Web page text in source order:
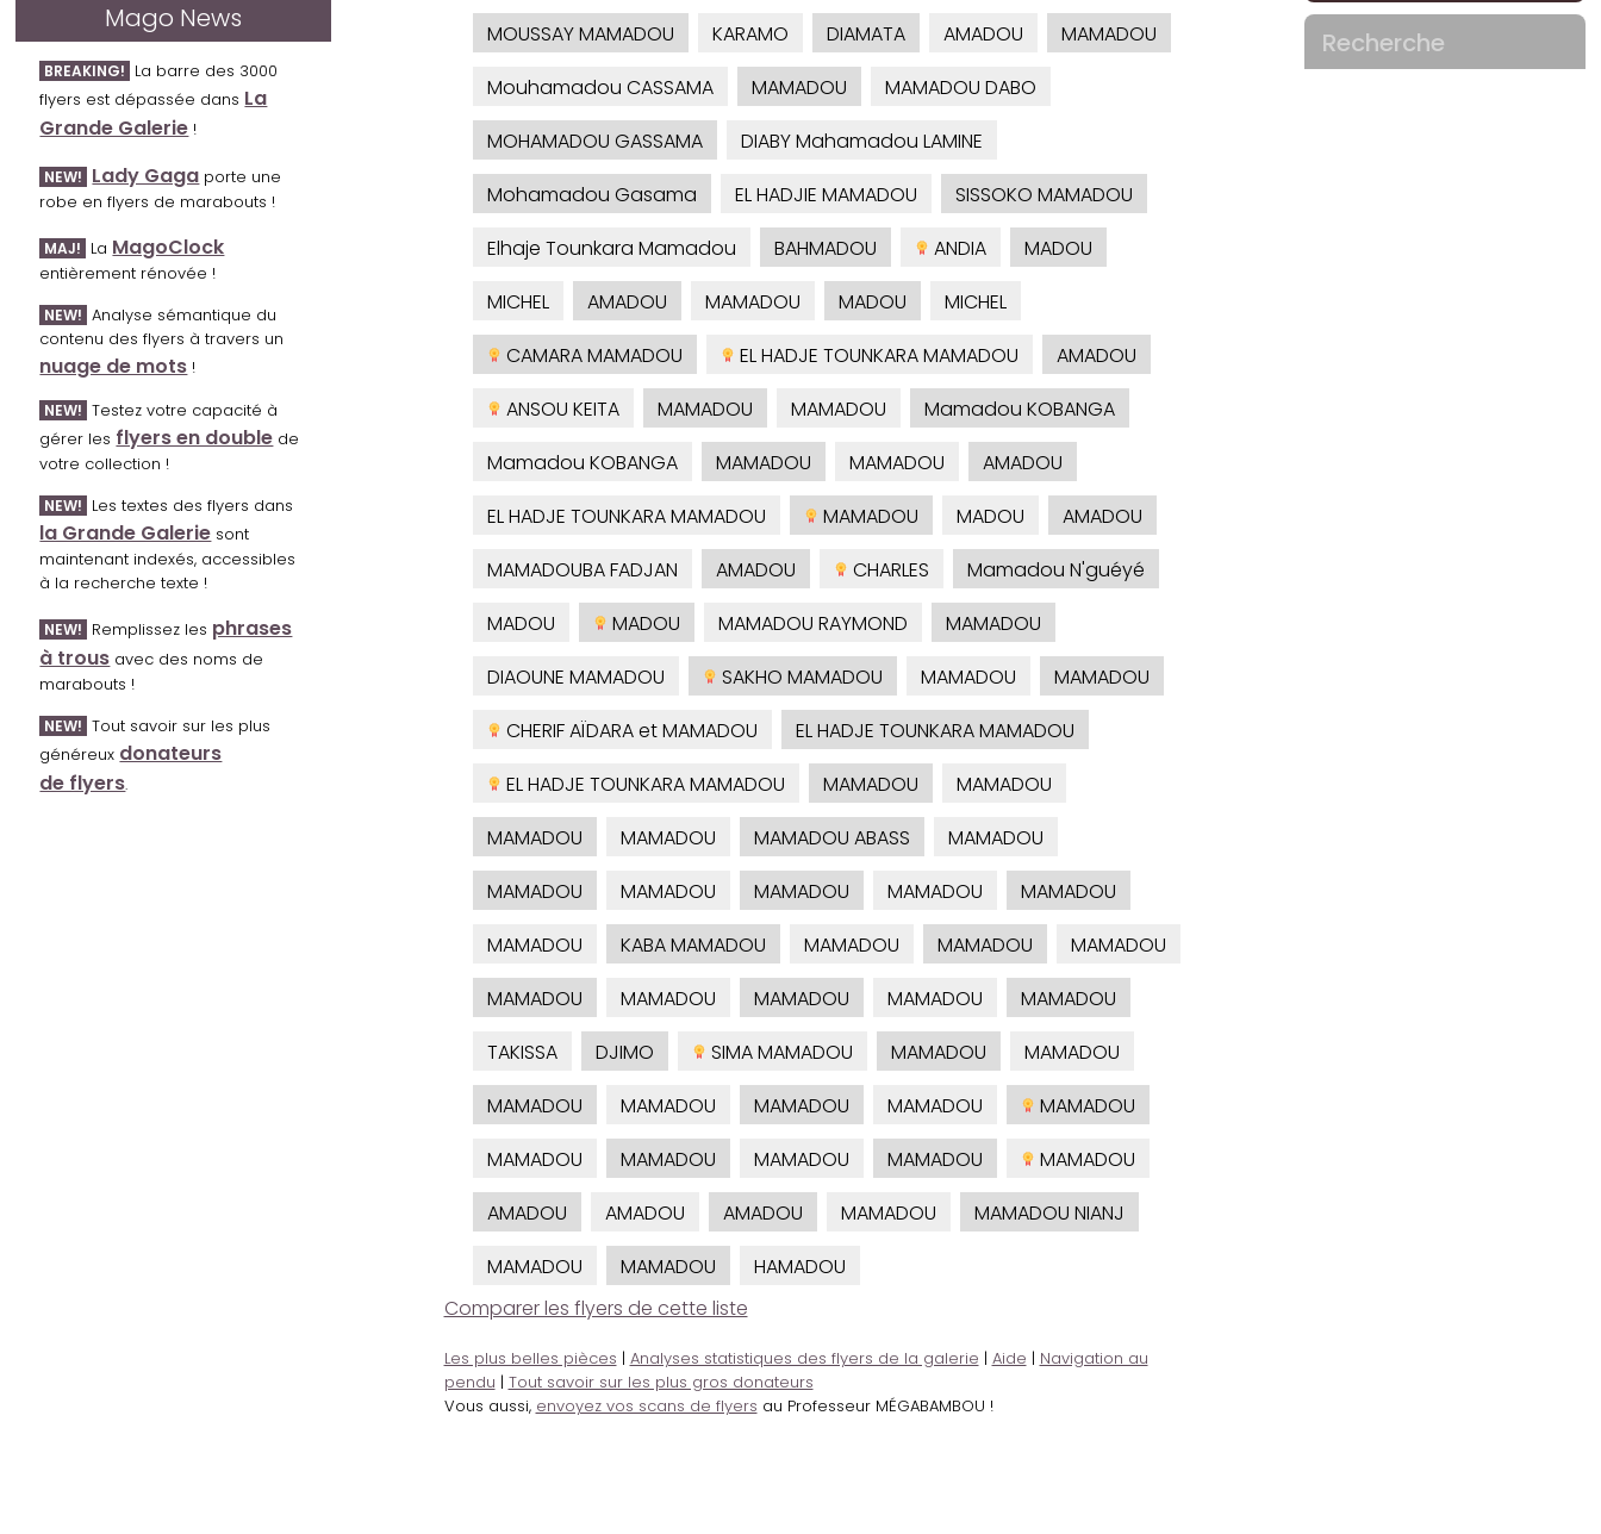
Mago News
BREAKING! La barre des 3000
flyers est dépassée dans La
Grande Galerie !
NEW! Lady Gaga porte une
robe en flyers de marabouts !
MAJ! La MagoClock
entièrement rénovée !
NEW! Analyse sémantique du
contenu des flyers à travers un
nuage de mots !
NEW! Testez votre capacité à
gérer les flyers en double de
votre collection !
NEW! Les textes des flyers dans
la Grande Galerie sont
maintenant indexés, accessibles
à la recherche texte !
NEW! Remplissez les phrases
à trous avec des noms de
marabouts !
NEW! Tout savoir sur les plus
généreux donateurs
de flyers.
MOUSSAY MAMADOU
KARAMO DIAMATA AMADOU
MAMADOU
Mouhamadou CASSAMA
MAMADOU
MAMADOU DABO
MOHAMADOU GASSAMA
DIABY Mahamadou LAMINE
Mohamadou Gasama
EL HADJIE MAMADOU
SISSOKO MAMADOU
Elhaje Tounkara Mamadou
BAHMADOU ANDIA
MADOU
MICHEL
AMADOU MAMADOU MADOU
MICHEL
CAMARA MAMADOU
EL HADJE TOUNKARA MAMADOU
AMADOU
ANSOU KEITA
MAMADOU MAMADOU
Mamadou KOBANGA
Mamadou KOBANGA
MAMADOU MAMADOU
AMADOU
EL HADJE TOUNKARA MAMADOU
MAMADOU MADOU
AMADOU
MAMADOUBA FADJAN
AMADOU CHARLES
Mamadou N'guéyé
MADOU
MADOU MAMADOU RAYMOND
MAMADOU
DIAOUNE MAMADOU
SAKHO MAMADOU MAMADOU
MAMADOU
CHERIF AÏDARA et MAMADOU
EL HADJE TOUNKARA MAMADOU
EL HADJE TOUNKARA MAMADOU
MAMADOU
MAMADOU
MAMADOU
MAMADOU MAMADOU ABASS
MAMADOU
MAMADOU
MAMADOU MAMADOU MAMADOU
MAMADOU
MAMADOU
KABA MAMADOU MAMADOU MAMADOU
MAMADOU
MAMADOU
MAMADOU MAMADOU MAMADOU
MAMADOU
TAKISSA
DJIMO SIMA MAMADOU MAMADOU
MAMADOU
MAMADOU
MAMADOU MAMADOU MAMADOU
MAMADOU
MAMADOU
MAMADOU MAMADOU MAMADOU
MAMADOU
AMADOU
AMADOU AMADOU MAMADOU
MAMADOU NIANJ
MAMADOU
MAMADOU
HAMADOU
Comparer les flyers de cette liste
Les plus belles pièces | Analyses statistiques des flyers de la galerie | Aide | Navigation au
pendu | Tout savoir sur les plus gros donateurs
Vous aussi, envoyez vos scans de flyers au Professeur MÉGABAMBOU !
Recherche